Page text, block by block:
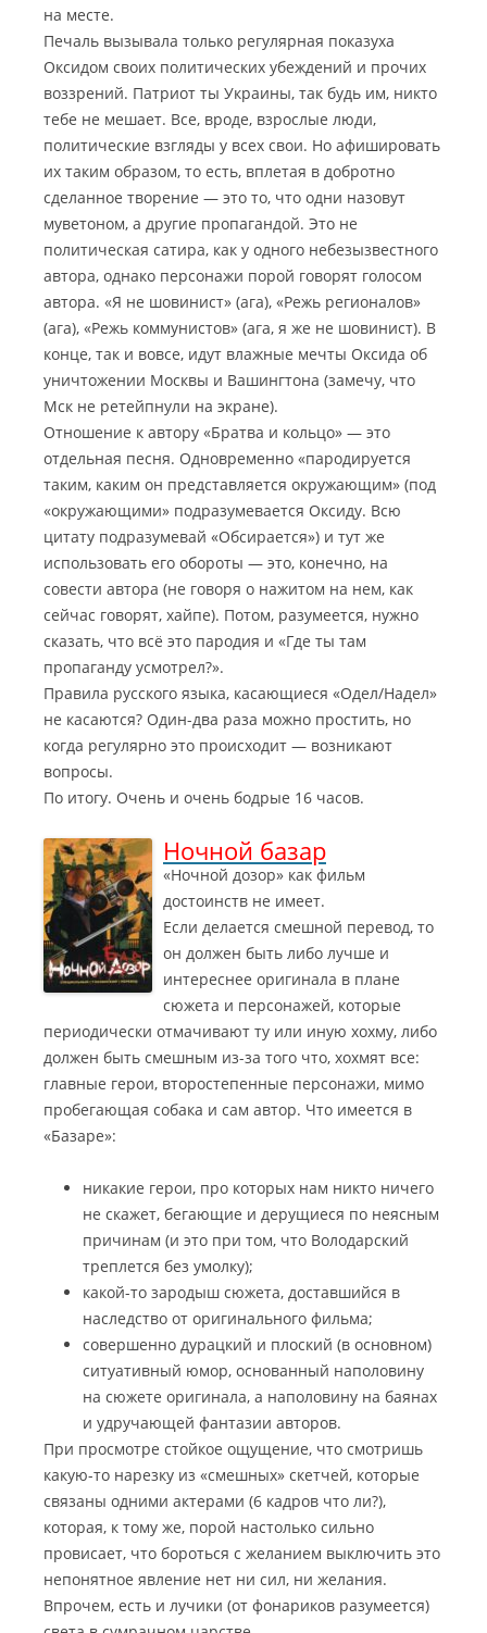
на месте.
Печаль вызывала только регулярная показуха
Оксидом своих политических убеждений и прочих
воззрений. Патриот ты Украины, так будь им, никто
тебе не мешает. Все, вроде, взрослые люди,
политические взгляды у всех свои. Но афишировать
их таким образом, то есть, вплетая в добротно
сделанное творение — это то, что одни назовут
муветоном, а другие пропагандой. Это не
политическая сатира, как у одного небезызвестного
автора, однако персонажи порой говорят голосом
автора. «Я не шовинист» (ага), «Режь регионалов»
(ага), «Режь коммунистов» (ага, я же не шовинист). В
конце, так и вовсе, идут влажные мечты Оксида об
уничтожении Москвы и Вашингтона (замечу, что
Мск не ретейпнули на экране).
Отношение к автору «Братва и кольцо» — это
отдельная песня. Одновременно «пародируется
таким, каким он представляется окружающим» (под
«окружающими» подразумевается Оксиду. Всю
цитату подразумевай «Обсирается») и тут же
использовать его обороты — это, конечно, на
совести автора (не говоря о нажитом на нем, как
сейчас говорят, хайпе). Потом, разумеется, нужно
сказать, что всё это пародия и «Где ты там
пропаганду усмотрел?».
Правила русского языка, касающиеся «Одел/Надел»
не касаются? Один-два раза можно простить, но
когда регулярно это происходит — возникают
вопросы.
По итогу. Очень и очень бодрые 16 часов.
Ночной базар
«Ночной дозор» как фильм
достоинств не имеет.
Если делается смешной перевод, то
он должен быть либо лучше и
интереснее оригинала в плане
сюжета и персонажей, которые
периодически отмачивают ту или иную хохму, либо
должен быть смешным из-за того что, хохмят все:
главные герои, второстепенные персонажи, мимо
пробегающая собака и сам автор. Что имеется в
«Базаре»:
никакие герои, про которых нам никто ничего
не скажет, бегающие и дерущиеся по неясным
причинам (и это при том, что Володарский
треплется без умолку);
какой-то зародыш сюжета, доставшийся в
наследство от оригинального фильма;
совершенно дурацкий и плоский (в основном)
ситуативный юмор, основанный наполовину
на сюжете оригинала, а наполовину на баянах
и удручающей фантазии авторов.
При просмотре стойкое ощущение, что смотришь
какую-то нарезку из «смешных» скетчей, которые
связаны одними актерами (6 кадров что ли?),
которая, к тому же, порой настолько сильно
провисает, что бороться с желанием выключить это
непонятное явление нет ни сил, ни желания.
Впрочем, есть и лучики (от фонариков разумеется)